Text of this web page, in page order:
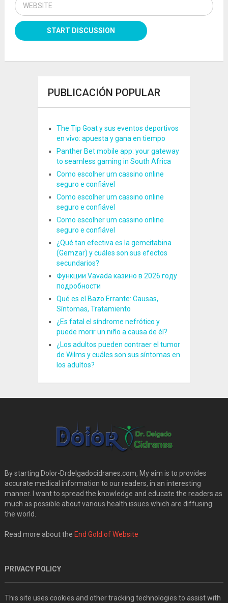
PUBLICACIÓN POPULAR
The Tip Goat y sus eventos deportivos
en vivo: apuesta y gana en tiempo
Panther Bet mobile app: your gateway
to seamless gaming in South Africa
Como escolher um cassino online
seguro e confiável
Como escolher um cassino online
seguro e confiável
Como escolher um cassino online
seguro e confiável
¿Qué tan efectiva es la gemcitabina
(Gemzar) y cuáles son sus efectos
secundarios?
Функции Vavada казино в 2026 году
подробности
Qué es el Bazo Errante: Causas,
Síntomas, Tratamiento
¿Es fatal el síndrome nefrótico y
puede morir un niño a causa de él?
¿Los adultos pueden contraer el tumor
de Wilms y cuáles son sus síntomas en
los adultos?
By starting Dolor-Drdelgadocidranes.com, My aim is to provides
accurate medical information to our readers, in an interesting
manner. I want to spread the knowledge and educate the readers as
much as possible about various health issues which are diffusing
the world.
Read more about the End Gold of Website
PRIVACY POLICY
This site uses cookies and other tracking technologies to assist with